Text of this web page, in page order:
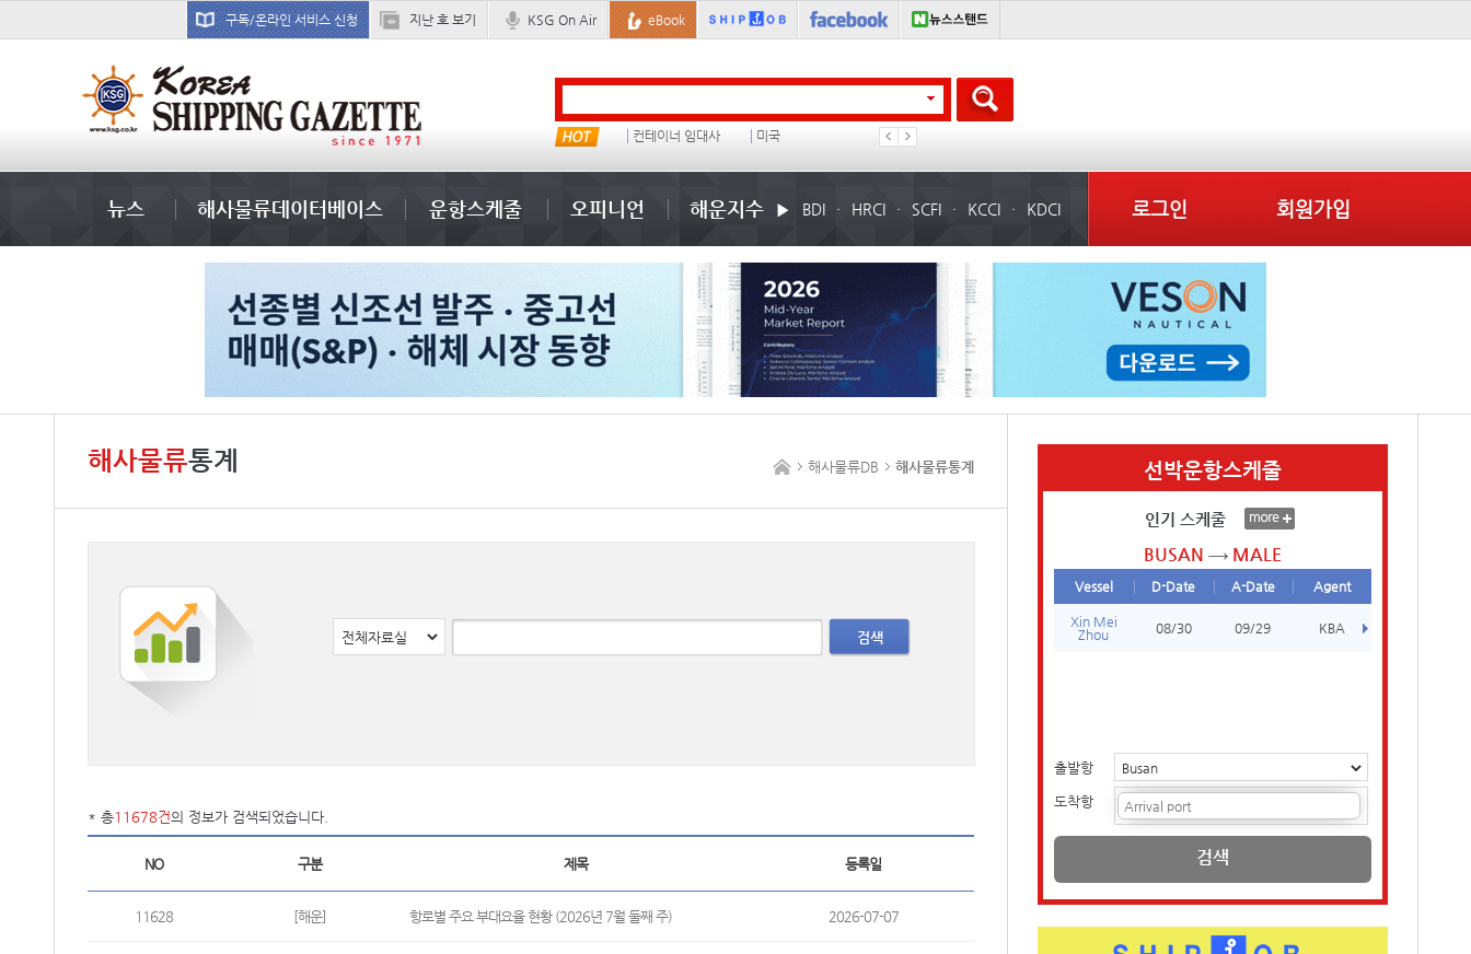
구독/온라인 서비스 신청 지난 호 보기 KSG On Air eBook
경상이익 부산신항 컨테이너 임대사 미국 �
뉴스 해사물류데이터베이스 운항스케줄 오피니언 해운지수 BDI HRCI SCFI KCCI KDCI 로그인 회원가입
해사물류통계 해사물류DB 해사물류통계
검색
* 총11678건의 정보가 검색되었습니다.
NO 구분 제목 등록일
11628 [해운] 항로별 주요 부대요율 현황 (2026년 7월 둘째 주) 2026-07-07
선박운항스케줄
인기 스케줄
BUSAN MALE
Vessel D-Date A-Date Agent
Xin Mei
Zhou
08/30 09/29 KBA
출발항
도착항
검색